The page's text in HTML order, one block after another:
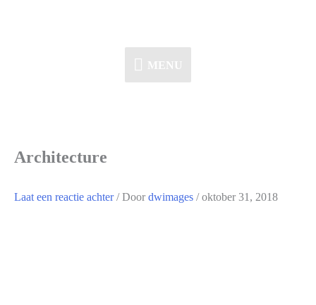
MENU
MENU
Architecture
Laat een reactie achter / Door dwimages /oktober 31, 2018